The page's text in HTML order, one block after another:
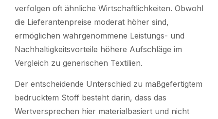
verfolgen oft ähnliche Wirtschaftlichkeiten. Obwohl
die Lieferantenpreise moderat höher sind,
ermöglichen wahrgenommene Leistungs- und
Nachhaltigkeitsvorteile höhere Aufschläge im
Vergleich zu generischen Textilien.
Der entscheidende Unterschied zu maßgefertigtem
bedrucktem Stoff besteht darin, dass das
Wertversprechen hier materialbasiert und nicht